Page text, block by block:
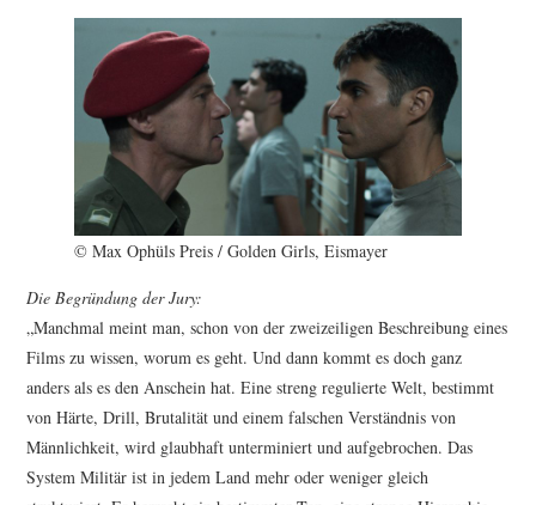
© Max Ophüls Preis / Golden Girls, Eismayer
Die Begründung der Jury:
„Manchmal meint man, schon von der zweizeiligen Beschreibung eines
Films zu wissen, worum es geht. Und dann kommt es doch ganz
anders als es den Anschein hat. Eine streng regulierte Welt, bestimmt
von Härte, Drill, Brutalität und einem falschen Verständnis von
Männlichkeit, wird glaubhaft unterminiert und aufgebrochen. Das
System Militär ist in jedem Land mehr oder weniger gleich